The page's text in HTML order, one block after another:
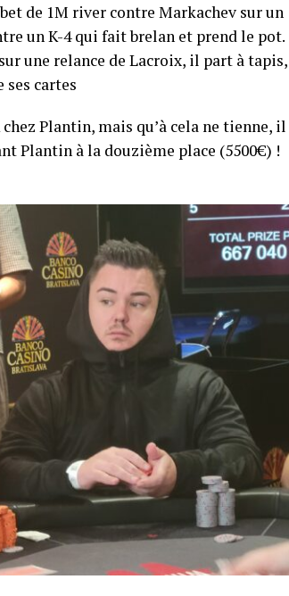
de 1M river contre Markachev sur un
un K-4 qui fait brelan et prend le pot.
une relance de Lacroix, il part à tapis,
cartes
Plantin, mais qu’à cela ne tienne, il
Plantin à la douzième place (5500€) !